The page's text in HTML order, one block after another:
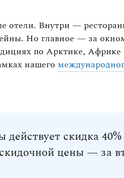
отели. Внутри —
Но главное — за
по Арктике,
нашего
скидка 40%
цены — за